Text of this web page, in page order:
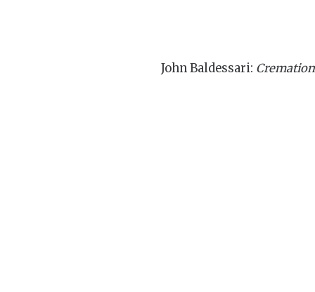
John Baldessari: